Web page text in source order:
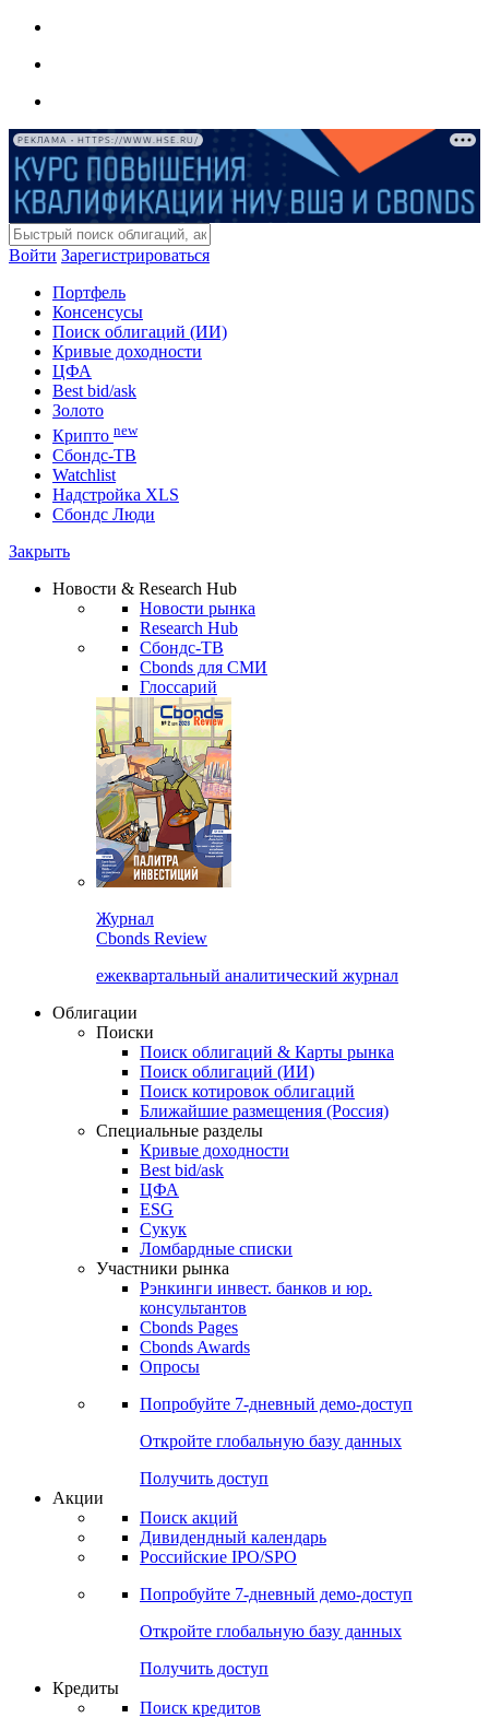
РЕКЛАМА • HTTPS://WWW.HSE.RU/
Войти Зарегистрироваться
Портфель
Консенсусы
Поиск облигаций (ИИ)
Кривые доходности
ЦФА
Best bid/ask
Золото
Крипто new
Сбондс-ТВ
Watchlist
Надстройка XLS
Сбондс Люди
Закрыть
Новости & Research Hub
Новости рынка
Research Hub
Сбондс-ТВ
Cbonds для СМИ
Глоссарий
Журнал
Cbonds Review
ежеквартальный аналитический журнал
Облигации
Поиски
Поиск облигаций & Карты рынка
Поиск облигаций (ИИ)
Поиск котировок облигаций
Ближайшие размещения (Россия)
Специальные разделы
Кривые доходности
Best bid/ask
ЦФА
ESG
Сукук
Ломбардные списки
Участники рынка
Рэнкинги инвест. банков и юр.
консультантов
Cbonds Pages
Cbonds Awards
Опросы
Попробуйте 7-дневный демо-доступ
Откройте глобальную базу данных
Получить доступ
Акции
Поиск акций
Дивидендный календарь
Российские IPO/SPO
Попробуйте 7-дневный демо-доступ
Откройте глобальную базу данных
Получить доступ
Кредиты
Поиск кредитов